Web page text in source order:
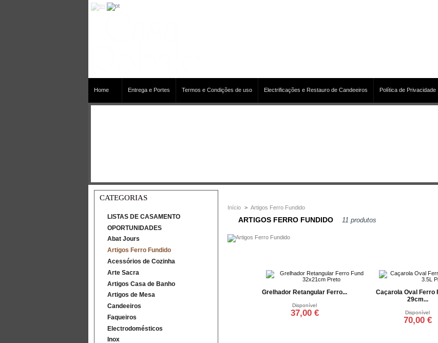
Home Entrega e Portes Termos e Condições de uso Electrificações e Restauro de Candeeiros Política de Privacidade
CATEGORIAS
LISTAS DE CASAMENTO
OPORTUNIDADES
Abat Jours
Artigos Ferro Fundido
Acessórios de Cozinha
Arte Sacra
Artigos Casa de Banho
Artigos de Mesa
Candeeiros
Faqueiros
Electrodomésticos
Inox
Início > Artigos Ferro Fundido
ARTIGOS FERRO FUNDIDO 11 produtos
Grelhador Retangular Ferro...
Disponível
37,00 €
Caçarola Oval Ferro
29cm...
Disponível
70,00 €